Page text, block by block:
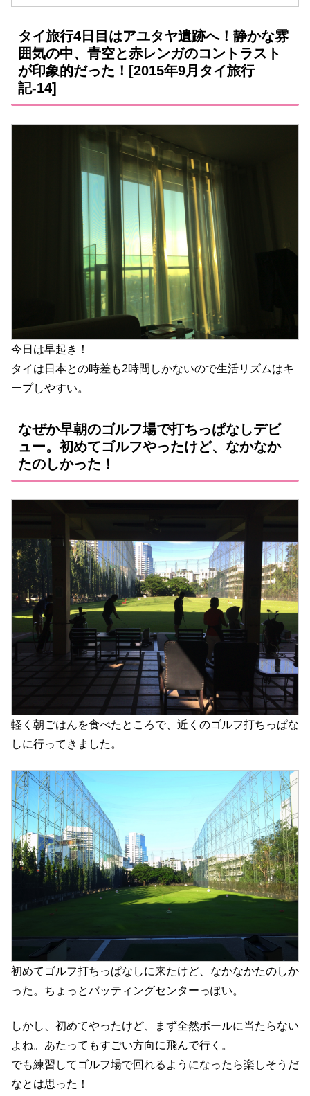
タイ旅行4日目はアユタヤ遺跡へ！静かな雰
囲気の中、青空と赤レンガのコントラスト
が印象的だった！[2015年9月タイ旅行
記-14]
今日は早起き！
タイは日本との時差も2時間しかないので生活リズムはキ
ープしやすい。
なぜか早朝のゴルフ場で打ちっぱなしデビ
ュー。初めてゴルフやったけど、なかなか
たのしかった！
軽く朝ごはんを食べたところで、近くのゴルフ打ちっぱな
しに行ってきました。
初めてゴルフ打ちっぱなしに来たけど、なかなかたのしか
った。ちょっとバッティングセンターっぽい。
しかし、初めてやったけど、まず全然ボールに当たらない
よね。あたってもすごい方向に飛んで行く。
でも練習してゴルフ場で回れるようになったら楽しそうだ
なとは思った！